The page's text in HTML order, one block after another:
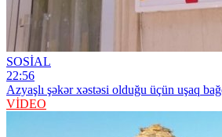
SOSİAL
22:56
Azyaşlı şəkər xəstəsi olduğu üçün uşaq
VİDEO